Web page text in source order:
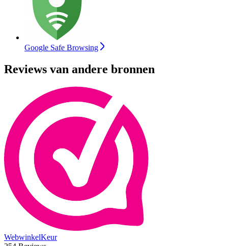
Google Safe Browsing
Reviews van andere bronnen
WebwinkelKeur